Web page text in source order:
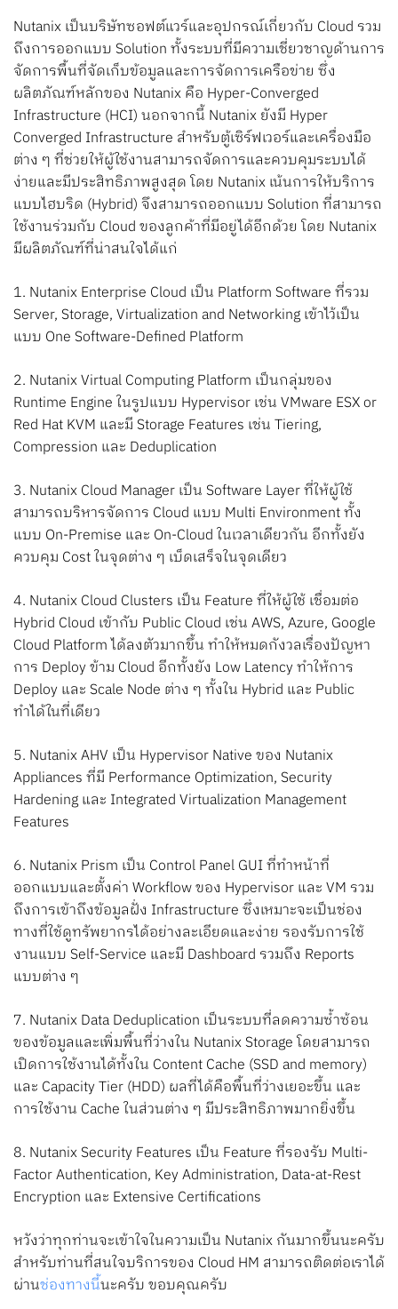
Nutanix เป็นบริษัทซอฟต์แวร์และอุปกรณ์เกี่ยวกับ Cloud รวม
ถึงการออกแบบ Solution ทั้งระบบที่มีความเชี่ยวชาญด้านการ
จัดการพื้นที่จัดเก็บข้อมูลและการจัดการเครือข่าย ซึ่ง
ผลิตภัณฑ์หลักของ Nutanix คือ Hyper-Converged
Infrastructure (HCI) นอกจากนี้ Nutanix ยังมี Hyper
Converged Infrastructure สำหรับตู้เซิร์ฟเวอร์และเครื่องมือ
ต่าง ๆ ที่ช่วยให้ผู้ใช้งานสามารถจัดการและควบคุมระบบได้
ง่ายและมีประสิทธิภาพสูงสุด โดย Nutanix เน้นการให้บริการ
แบบไฮบริด (Hybrid) จึงสามารถออกแบบ Solution ที่สามารถ
ใช้งานร่วมกับ Cloud ของลูกค้าที่มีอยู่ได้อีกด้วย โดย Nutanix
มีผลิตภัณฑ์ที่น่าสนใจได้แก่
1. Nutanix Enterprise Cloud เป็น Platform Software ที่รวม
Server, Storage, Virtualization and Networking เข้าไว้เป็น
แบบ One Software-Defined Platform
2. Nutanix Virtual Computing Platform เป็นกลุ่มของ
Runtime Engine ในรูปแบบ Hypervisor เช่น VMware ESX or
Red Hat KVM และมี Storage Features เช่น Tiering,
Compression และ Deduplication
3. Nutanix Cloud Manager เป็น Software Layer ที่ให้ผู้ใช้
สามารถบริหารจัดการ Cloud แบบ Multi Environment ทั้ง
แบบ On-Premise และ On-Cloud ในเวลาเดียวกัน อีกทั้งยัง
ควบคุม Cost ในจุดต่าง ๆ เบ็ดเสร็จในจุดเดียว
4. Nutanix Cloud Clusters เป็น Feature ที่ให้ผู้ใช้ เชื่อมต่อ
Hybrid Cloud เข้ากับ Public Cloud เช่น AWS, Azure, Google
Cloud Platform ได้ลงตัวมากขึ้น ทำให้หมดกังวลเรื่องปัญหา
การ Deploy ข้าม Cloud อีกทั้งยัง Low Latency ทำให้การ
Deploy และ Scale Node ต่าง ๆ ทั้งใน Hybrid และ Public
ทำได้ในที่เดียว
5. Nutanix AHV เป็น Hypervisor Native ของ Nutanix
Appliances ที่มี Performance Optimization, Security
Hardening และ Integrated Virtualization Management
Features
6. Nutanix Prism เป็น Control Panel GUI ที่ทำหน้าที่
ออกแบบและตั้งค่า Workflow ของ Hypervisor และ VM รวม
ถึงการเข้าถึงข้อมูลฝั่ง Infrastructure ซึ่งเหมาะจะเป็นช่อง
ทางที่ใช้ดูทรัพยากรได้อย่างละเอียดและง่าย รองรับการใช้
งานแบบ Self-Service และมี Dashboard รวมถึง Reports
แบบต่าง ๆ
7. Nutanix Data Deduplication เป็นระบบที่ลดความซ้ำซ้อน
ของข้อมูลและเพิ่มพื้นที่ว่างใน Nutanix Storage โดยสามารถ
เปิดการใช้งานได้ทั้งใน Content Cache (SSD and memory)
และ Capacity Tier (HDD) ผลที่ได้คือพื้นที่ว่างเยอะขึ้น และ
การใช้งาน Cache ในส่วนต่าง ๆ มีประสิทธิภาพมากยิ่งขึ้น
8. Nutanix Security Features เป็น Feature ที่รองรับ Multi-
Factor Authentication, Key Administration, Data-at-Rest
Encryption และ Extensive Certifications
หวังว่าทุกท่านจะเข้าใจในความเป็น Nutanix กันมากขึ้นนะครับ
สำหรับท่านที่สนใจบริการของ Cloud HM สามารถติดต่อเราได้
ผ่านช่องทางนี้นะครับ ขอบคุณครับ